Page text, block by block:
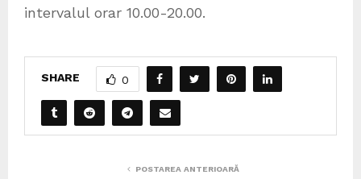
intervalul orar 10.00-20.00.
SHARE 0
POSTAREA ANTERIOARĂ